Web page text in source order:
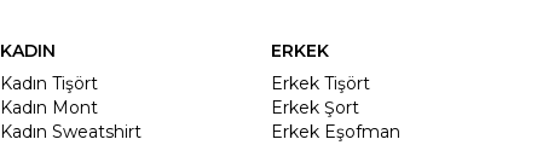
KADIN
Kadın Tişört
Kadın Mont
Kadın Sweatshirt
ERKEK
Erkek Tişört
Erkek Şort
Erkek Eşofman